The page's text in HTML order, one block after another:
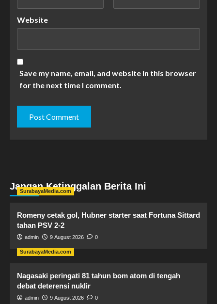
Website
Save my name, email, and website in this browser
for the next time I comment.
Jangan Ketinggalan Berita Ini
SurabayaMedia.com
Romeny cetak gol, Hubner starter saat Fortuna Sittard
tahan PSV 2-2
admin 9 August 2026 0
SurabayaMedia.com
Nagasaki peringati 81 tahun bom atom di tengah
debat deterensi nuklir
admin 9 August 2026 0